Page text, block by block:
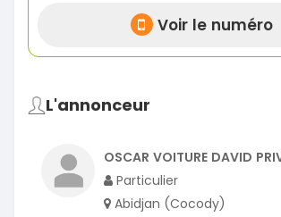
Voir le numéro
L'annonceur
OSCAR VOITURE DAVID
Particulier
Abidjan (Cocody)